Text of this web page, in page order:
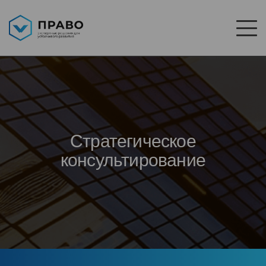
Стратегическое
консультирование